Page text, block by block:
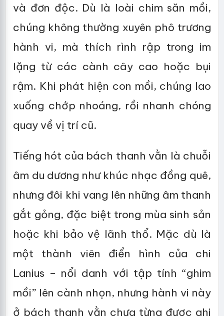
và đơn độc. Dù là loài chim săn mồi,
chúng không thường xuyên phô trương
hành vi, mà thích rình rập trong im
lặng từ các cành cây cao hoặc bụi
rậm. Khi phát hiện con mồi, chúng lao
xuống chớp nhoáng, rồi nhanh chóng
quay về vị trí cũ.
Tiếng hót của bách thanh vằn là chuỗi
âm du dương như khúc nhạc đồng quê,
nhưng đôi khi vang lên những âm thanh
gắt gỏng, đặc biệt trong mùa sinh sản
hoặc khi bảo vệ lãnh thổ. Mặc dù là
một thành viên điển hình của chi
Lanius – nổi danh với tập tính “ghim
mồi” lên cành nhọn, nhưng hành vi này
ở bách thanh vằn chưa từng được ghi